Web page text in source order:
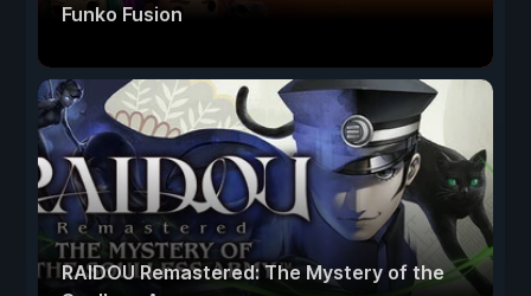
Funko Fusion
RAIDOU Remastered: The Mystery of the